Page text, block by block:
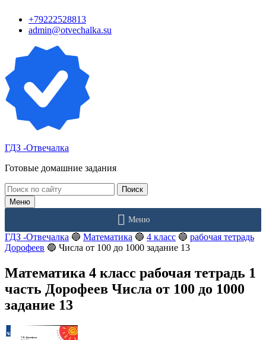
контенту
+79222528813
admin@otvechalka.su
ГДЗ -Отвечалка
Готовые домашние задания
Поиск:
Меню
Меню
ГДЗ -Отвечалка 🔵 Математика 🔵 4 класс 🔵 рабочая тетрадь
Дорофеев 🔵 Числа от 100 до 1000 задание 13
Математика 4 класс рабочая тетрадь 1
часть Дорофеев Числа от 100 до 1000
задание 13